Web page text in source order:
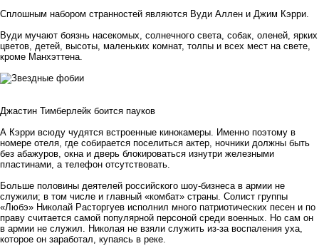
Сплошным набором странностей являются Вуди Аллен и Джим Кэрри.
Вуди мучают боязнь насекомых, солнечного света, собак, оленей, ярких
цветов, детей, высоты, маленьких комнат, толпы и всех мест на свете,
кроме Манхэттена.
Джастин Тимберлейк боится пауков
А Кэрри всюду чудятся встроенные кинокамеры. Именно поэтому в
номере отеля, где собирается поселиться актер, ночники должны быть
без абажуров, окна и дверь блокироваться изнутри железными
пластинами, а телефон отсутствовать.
Больше половины деятелей российского шоу-бизнеса в армии не
служили; в том числе и главный «комбат» страны. Cолист группы
«Любэ» Николай Расторгуев исполнил много патриотических песен и по
праву считается самой популярной персоной среди военных. Но сам он
в армии не служил. Николая не взяли служить из-за воспаления уха,
которое он заработал, купаясь в реке.